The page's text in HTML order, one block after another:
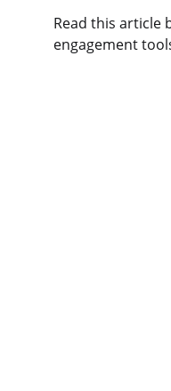
Read this article
engagement